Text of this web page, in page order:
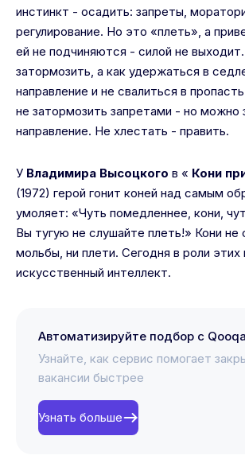
инстинкт - осадить: запреты,
регулирование. Но это «плеть», а
ей не подчиняются - силой не
затормозить, а как удержаться в
направление и не свалиться в
не затормозить запретами - но можно
направление. Не хлестать - править.
У Владимира Высоцкого в « Кони
(1972) герой гонит коней над самым
умоляет: «Чуть помедленнее, кони,
Вы тугую не слушайте плеть!» Кони не
мольбы, ни плети. Сегодня в роли этих
искусственный интеллект.
Автоматизируйте подбор с Qooqa
Узнайте, как сервис помогает
вакансии быстрее
Узнать больше